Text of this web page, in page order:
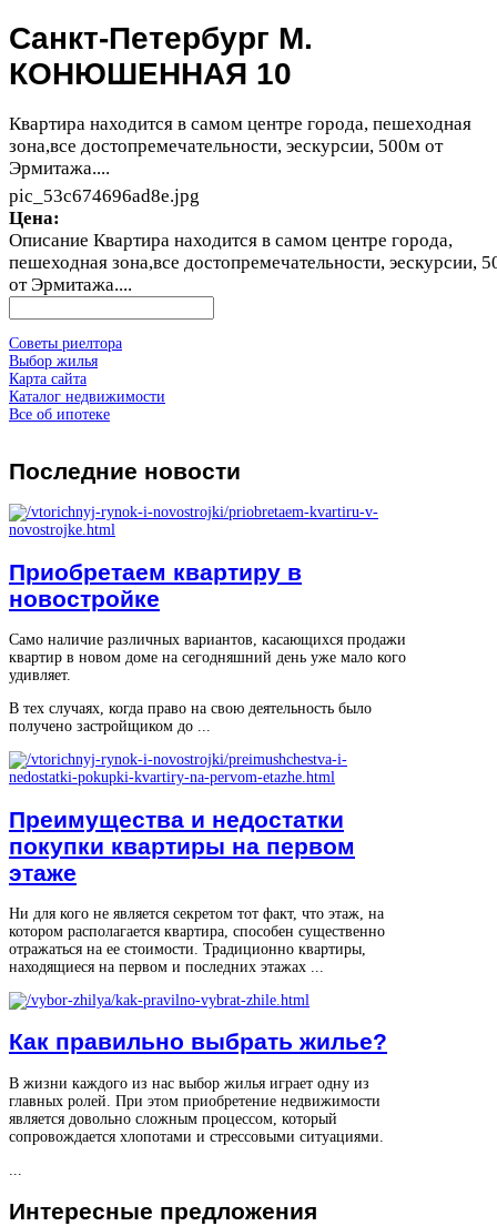
Санкт-Петербург М.
КОНЮШЕННАЯ 10
Квартира находится в самом центре города, пешеходная
зона,все достопремечательности, эескурсии, 500м от
Эрмитажа....
pic_53c674696ad8e.jpg
Цена:
Описание Квартира находится в самом центре города,
пешеходная зона,все достопремечательности, эескурсии,
от Эрмитажа....
Советы риелтора
Выбор жилья
Карта сайта
Каталог недвижимости
Все об ипотеке
Последние новости
Приобретаем квартиру в
новостройке
Само наличие различных вариантов, касающихся продажи
квартир в новом доме на сегодняшний день уже мало кого
удивляет.
В тех случаях, когда право на свою деятельность было
получено застройщиком до ...
Преимущества и недостатки
покупки квартиры на первом
этаже
Ни для кого не является секретом тот факт, что этаж, на
котором располагается квартира, способен существенно
отражаться на ее стоимости. Традиционно квартиры,
находящиеся на первом и последних этажах ...
Как правильно выбрать жилье?
В жизни каждого из нас выбор жилья играет одну из
главных ролей. При этом приобретение недвижимости
является довольно сложным процессом, который
сопровождается хлопотами и стрессовыми ситуациями.
Интересные предложения